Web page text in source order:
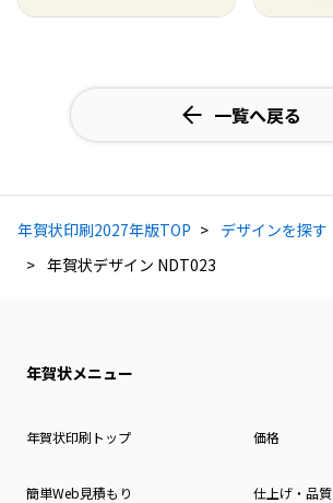
一覧へ戻る
年賀状印刷2027年版TOP
デザインを探す
年賀状デザイン NDT023
年賀状メニュー
年賀状印刷トップ 価格
簡単Web見積もり 仕上げ・品質